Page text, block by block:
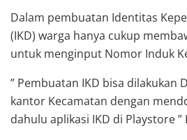
Dalam pembuatan Identitas
(IKD) warga hanya cukup
untuk menginput Nomor Induk
” Pembuatan IKD bisa dilakukan
kantor Kecamatan dengan
dahulu aplikasi IKD di Playstore ”